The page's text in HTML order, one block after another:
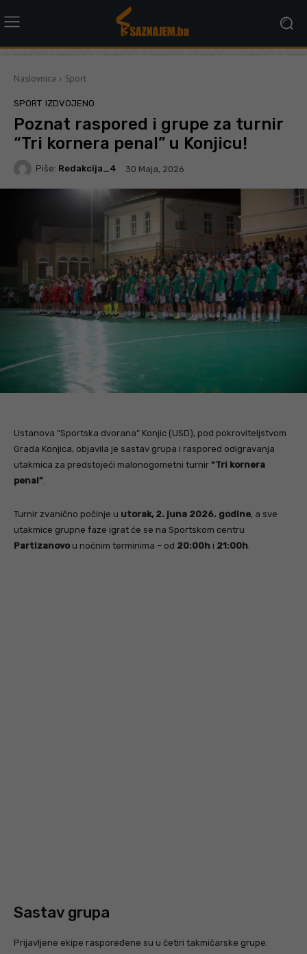
Naslovnica Sport
SPORT IZDVOJENO
Poznat raspored i grupe za turnir
“Tri kornera penal” u Konjicu!
Piše: Redakcija_4 30 Maja, 2026
Ustanova “Sportska dvorana” Konjic (USD), pod pokroviteljstvom
Grada Konjica, objavila je sastav grupa i raspored odigravanja
utakmica za predstojeći malonogometni turnir “Tri kornera
penal”
Turnir zvanično počinje u utorak, 2. juna 2026. godine, a sve
utakmice grupne faze igrat će se na Sportskom centru
Partizanovou noćnim terminima – od 20:00h i 21:00h
Sastav grupa
Prijavljene ekipe raspoređene su u četiri takmičarske grupe: